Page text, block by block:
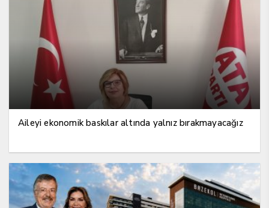
Aileyi ekonomik baskılar altında yalnız bırakmayacağız